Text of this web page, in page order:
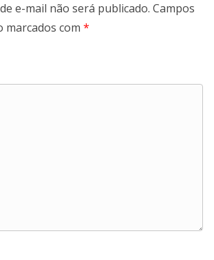
e-mail não será publicado. Campos
com *